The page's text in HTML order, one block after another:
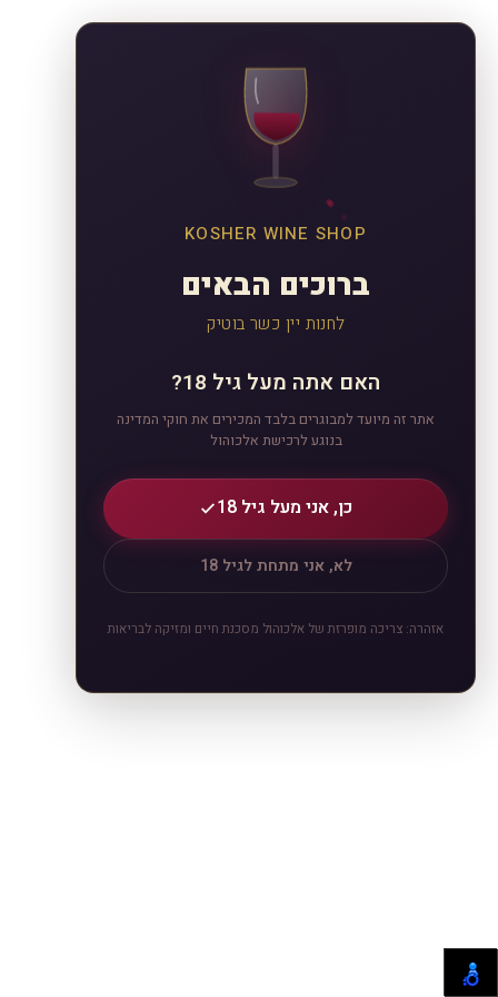
KOSHER WINE SHOP
ברוכים הבאים
לחנות יין כשר בוטיק
האם אתה מעל גיל 18?
אתר זה מיועד למבוגרים בלבד המכירים את חוקי המדינה
בנוגע לרכישת אלכוהול
כן, אני מעל גיל 18
לא, אני מתחת לגיל 18
אזהרה: צריכה מופרזת של אלכוהול מסכנת חיים ומזיקה לבריאות